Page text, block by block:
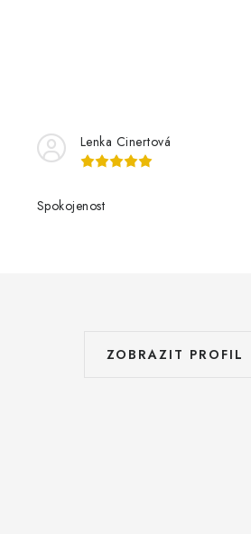
Lenka Cinertová
Spokojenost
ZOBRAZIT PROFIL